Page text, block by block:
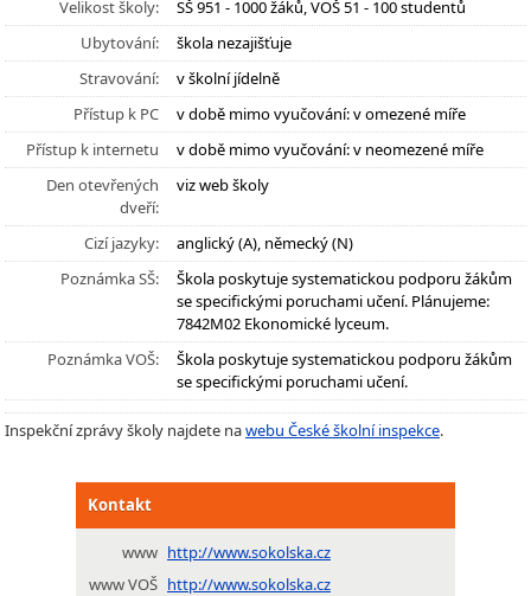
Velikost školy:
SŠ 951 - 1000 žáků, VOŠ 51 - 100 studentů
Ubytování:
škola nezajišťuje
Stravování:
v školní jídelně
Přístup k PC
v době mimo vyučování: v omezené míře
Přístup k internetu
v době mimo vyučování: v neomezené míře
Den otevřených
dveří:
viz web školy
Cizí jazyky:
anglický (A), německý (N)
Poznámka SŠ:
Škola poskytuje systematickou podporu žákům
se specifickými poruchami učení. Plánujeme:
7842M02 Ekonomické lyceum.
Poznámka VOŠ:
Škola poskytuje systematickou podporu žákům
se specifickými poruchami učení.
Inspekční zprávy školy najdete nawebu České školní inspekce.
Kontakt
www http://www.sokolska.cz
www VOŠ http://www.sokolska.cz